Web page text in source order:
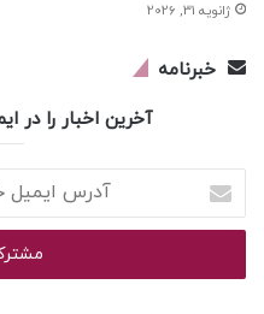
ژانویه 31, 2026
خبرنامه
آخرین اخبار را در
ایمیل
خود
وارد